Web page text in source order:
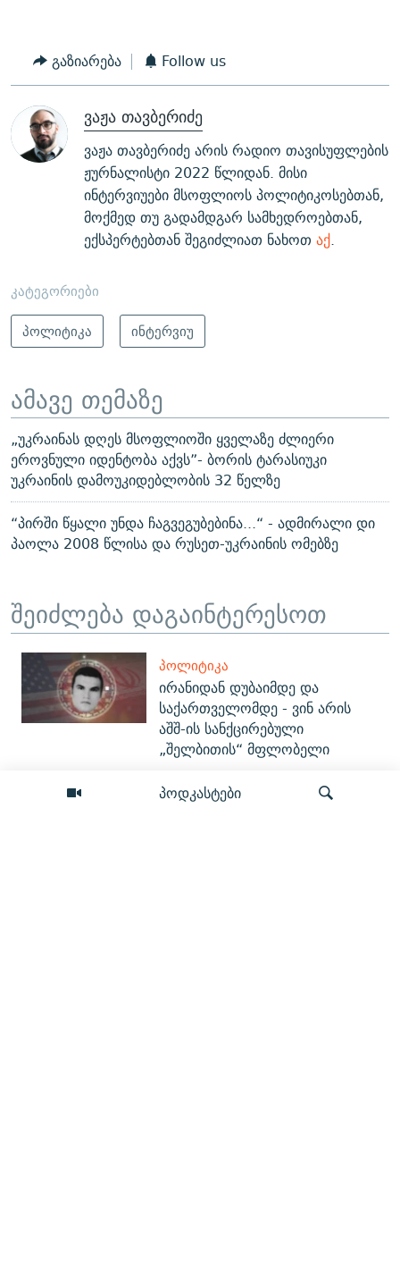
პოდკასტები
გაზიარება Follow us
ვაჟა თავბერიძე
ვაჟა თავბერიძე არის რადიო თავისუფლების
ჟურნალისტი 2022 წლიდან. მისი
ინტერვიუები მსოფლიოს პოლიტიკოსებთან,
მოქმედ თუ გადამდგარ სამხედროებთან,
ექსპერტებთან შეგიძლიათ ნახოთ აქ.
კატეგორიები
პოლიტიკა
ინტერვიუ
ამავე თემაზე
„უკრაინას დღეს მსოფლიოში ყველაზე ძლიერი
ეროვნული იდენტობა აქვს”- ბორის ტარასიუკი
უკრაინის დამოუკიდებლობის 32 წელზე
“პირში წყალი უნდა ჩაგვეგუბებინა...“ - ადმირალი დი
პაოლა 2008 წლისა და რუსეთ-უკრაინის ომებზე
შეიძლება დაგაინტერესოთ
ᲞᲝᲚᲘᲢᲘᲙᲐ
ირანიდან დუბაიმდე და
საქართველომდე - ვინ არის
აშშ-ის სანქცირებული
„შელბითის“ მფლობელი
ᲡᲐᲖᲝᲒᲐᲓᲝᲔᲑᲐ